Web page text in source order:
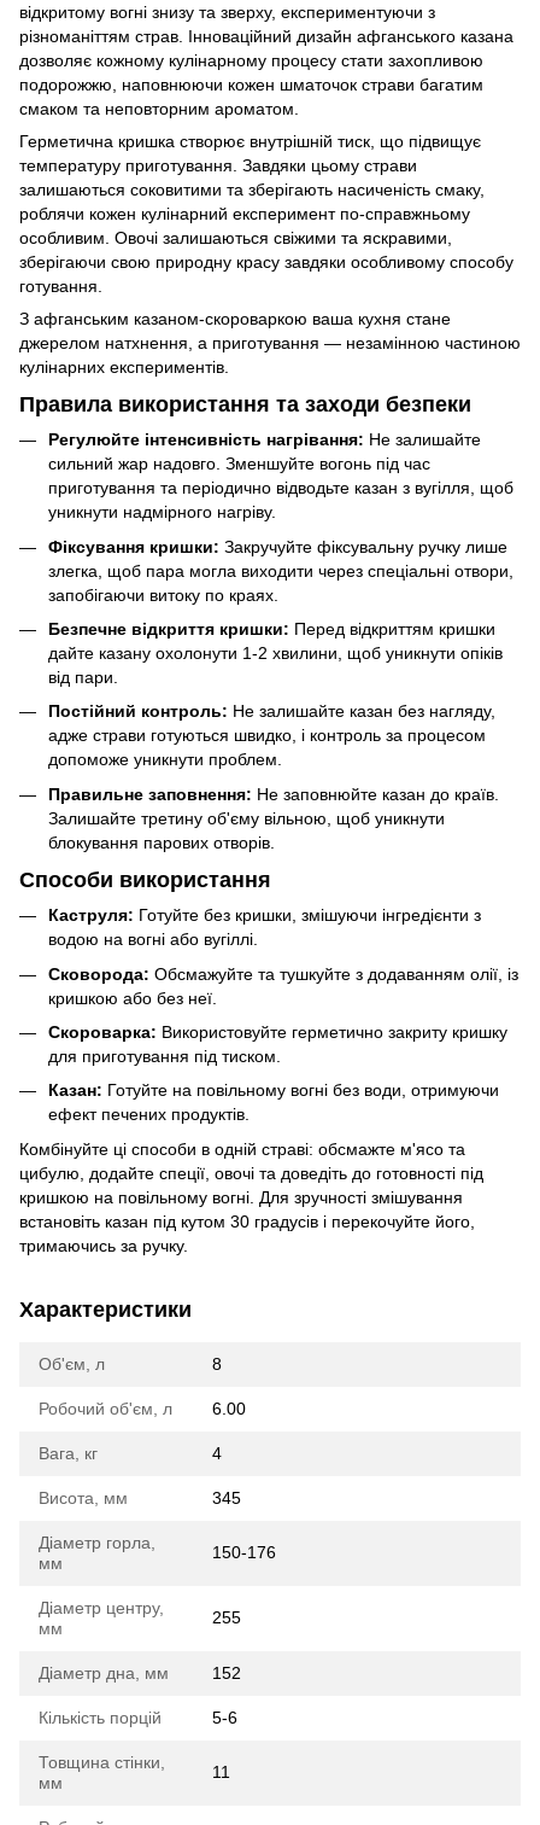
відкритому вогні знизу та зверху, експериментуючи з
різноманіттям страв. Інноваційний дизайн афганського казана
дозволяє кожному кулінарному процесу стати захопливою
подорожжю, наповнюючи кожен шматочок страви багатим
смаком та неповторним ароматом.
Герметична кришка створює внутрішній тиск, що підвищує
температуру приготування. Завдяки цьому страви
залишаються соковитими та зберігають насиченість смаку,
роблячи кожен кулінарний експеримент по-справжньому
особливим. Овочі залишаються свіжими та яскравими,
зберігаючи свою природну красу завдяки особливому способу
готування.
З афганським казаном-скороваркою ваша кухня стане
джерелом натхнення, а приготування — незамінною частиною
кулінарних експериментів.
Правила використання та заходи безпеки
Регулюйте інтенсивність нагрівання: Не залишайте
сильний жар надовго. Зменшуйте вогонь під час
приготування та періодично відводьте казан з вугілля, щоб
уникнути надмірного нагріву.
Фіксування кришки: Закручуйте фіксувальну ручку лише
злегка, щоб пара могла виходити через спеціальні отвори,
запобігаючи витоку по краях.
Безпечне відкриття кришки: Перед відкриттям кришки
дайте казану охолонути 1-2 хвилини, щоб уникнути опіків
від пари.
Постійний контроль: Не залишайте казан без нагляду,
адже страви готуються швидко, і контроль за процесом
допоможе уникнути проблем.
Правильне заповнення: Не заповнюйте казан до країв.
Залишайте третину об'єму вільною, щоб уникнути
блокування парових отворів.
Способи використання
Каструля: Готуйте без кришки, змішуючи інгредієнти з
водою на вогні або вугіллі.
Сковорода: Обсмажуйте та тушкуйте з додаванням олії, із
кришкою або без неї.
Скороварка: Використовуйте герметично закриту кришку
для приготування під тиском.
Казан: Готуйте на повільному вогні без води, отримуючи
ефект печених продуктів.
Комбінуйте ці способи в одній страві: обсмажте м'ясо та
цибулю, додайте спеції, овочі та доведіть до готовності під
кришкою на повільному вогні. Для зручності змішування
встановіть казан під кутом 30 градусів і перекочуйте його,
тримаючись за ручку.
Характеристики
Об'єм, л 8
Робочий об'єм, л 6.00
Вага, кг 4
Висота, мм 345
Діаметр горла,
мм
150-176
Діаметр центру,
мм
255
Діаметр дна, мм 152
Кількість порцій 5-6
Товщина стінки,
мм
11